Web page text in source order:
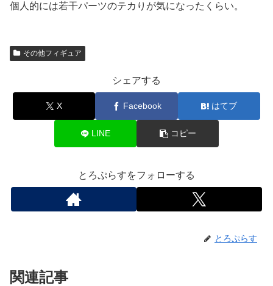
個人的には若干パーツのテカりが気になったくらい。
その他フィギュア
シェアする
X Facebook はてブ
LINE コピー
とろぷらすをフォローする
とろぷらす
関連記事